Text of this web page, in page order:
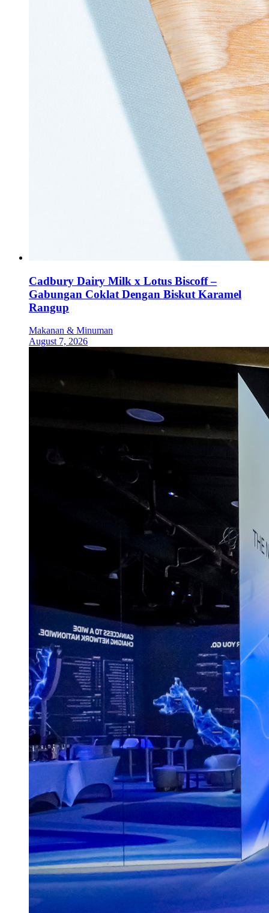
Cadbury Dairy Milk x Lotus Biscoff –
Gabungan Coklat Dengan Biskut Karamel
Rangup
Makanan & Minuman
August 7, 2026